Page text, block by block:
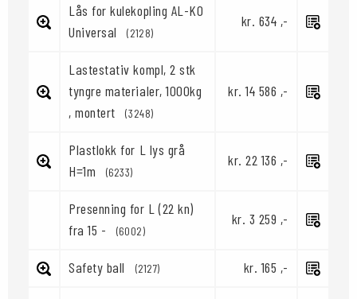
Lås for kulekopling AL-KO
Universal
(2128)
kr. 634 ,-
Lastestativ kompl, 2 stk
tyngre materialer, 1000kg
, montert
(3248)
kr. 14 586 ,-
Plastlokk for L lys grå
H=1m
(6233)
kr. 22 136 ,-
Presenning for L (22 kn)
fra 15 -
(6002)
kr. 3 259 ,-
Safety ball (2127) kr. 165 ,-